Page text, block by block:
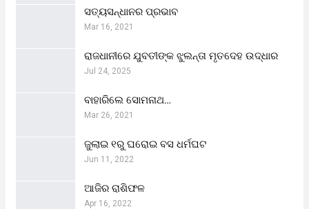
ସତ୍ୟସନ୍ଧାନର ପ୍ରଭାବ
Mar 16, 2021
ରାଜଧାନୀରେ ଯୁବତୀଙ୍କ ଝୁଲନ୍ତା ମୃତଦେହ ଉଦ୍ଧାର
Jul 24, 2025
ବାହାରିଲେ ସୋମନାଥ…
Mar 26, 2021
ଜୁଲାଇ ୧ରୁ ଘରୋଇ ବସ ଧର୍ମଘଟ
Jun 11, 2022
ଆଜିର ରାଶିଫଳ
Apr 16, 2022